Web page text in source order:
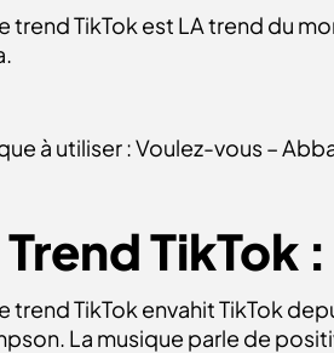
trend TikTok est LA trend du
à utiliser : Voulez-vous –
TikTok
trend TikTok envahit TikTok
La musique parle de